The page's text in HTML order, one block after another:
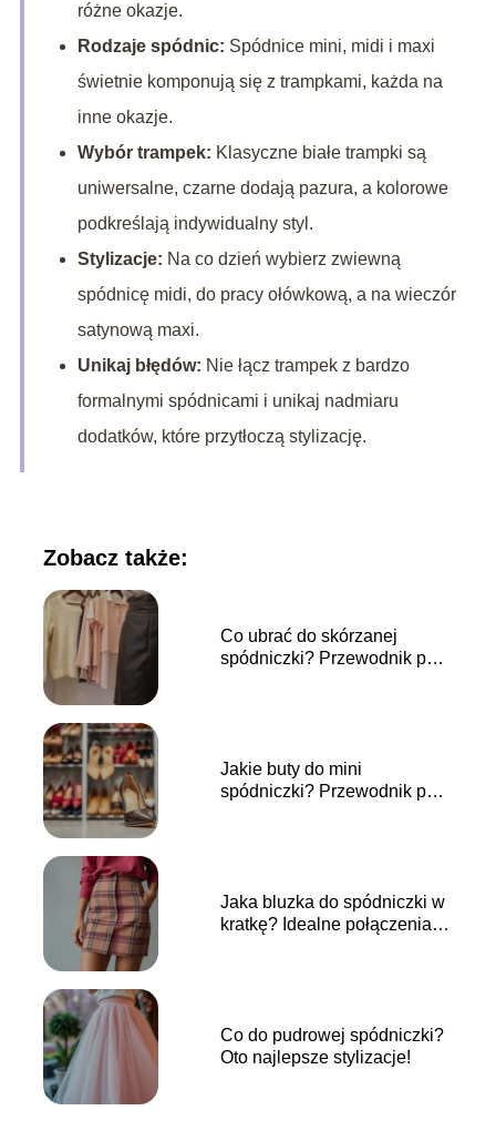
różne okazje.
Rodzaje spódnic: Spódnice mini, midi i maxi
świetnie komponują się z trampkami, każda na
inne okazje.
Wybór trampek: Klasyczne białe trampki są
uniwersalne, czarne dodają pazura, a kolorowe
podkreślają indywidualny styl.
Stylizacje: Na co dzień wybierz zwiewną
spódnicę midi, do pracy ołówkową, a na wieczór
satynową maxi.
Unikaj błędów: Nie łącz trampek z bardzo
formalnymi spódnicami i unikaj nadmiaru
dodatków, które przytłoczą stylizację.
Zobacz także:
Co ubrać do skórzanej
spódniczki? Przewodnik po
Jakie buty do mini
spódniczki? Przewodnik po
Jaka bluzka do spódniczki w
kratkę? Idealne połączenia
Co do pudrowej spódniczki?
Oto najlepsze stylizacje!